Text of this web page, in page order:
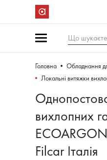
Що
Головна Обладнання
Локальні витяжки
вихлопних
Filcar Італія